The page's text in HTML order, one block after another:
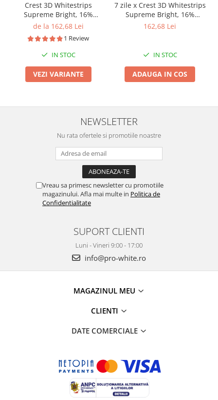
Crest 3D Whitestrips
Supreme Bright, 16%
concentratie, 21 zile, 42
aplicare 60 min, benzi crest
de la 162,68 Lei
1 Review
IN STOC
VEZI VARIANTE
7 zile x Crest 3D Whitestrips
Supreme Bright, 16%
concentratie, 14 benzi
162,68 Lei
IN STOC
ADAUGA IN COS
NEWSLETTER
Nu rata ofertele si promotiile noastre
Vreau sa primesc newsletter cu promotiile
magazinului. Afla mai multe in Politica de
Confidentialitate
SUPORT CLIENTI
Luni - Vineri 9:00 - 17:00
info@pro-white.ro
MAGAZINUL MEU
CLIENTI
DATE COMERCIALE